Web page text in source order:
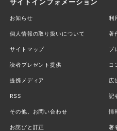
お知らせ 利
個人情報の取り扱いについて 著
サイトマップ プ
読者プレゼント提供 コ
提携メディア 広
RSS 記
その他、お問い合わせ 情
お詫びと訂正 著